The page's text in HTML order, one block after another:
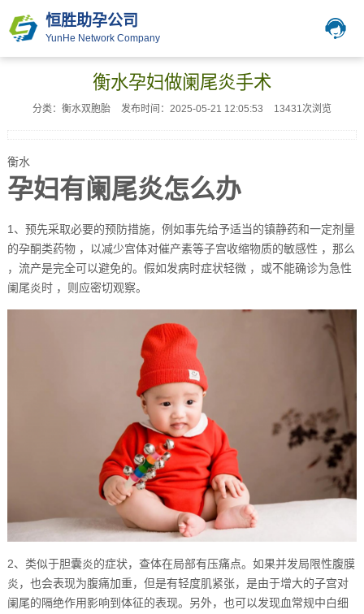
恒胜助孕公司
YunHe Network Company
衡水孕妇做阑尾炎手术
分类：衡水双胞胎 发布时间：2025-05-21 12:05:53 13431次浏览
衡水
孕妇有阑尾炎怎么办
1、预先采取必要的预防措施，例如事先给予适当的镇静药和一定剂量
的孕酮类药物 ，以减少宫体对催产素等子宫收缩物质的敏感性 ，那么
，流产是完全可以避免的。假如发病时症状轻微 ，或不能确诊为急性
阑尾炎时 ，则应密切观察。
2、类似于胆囊炎的症状，查体在局部有压痛点。如果并发局限性腹膜
炎，也会表现为腹痛加重，但是有轻度肌紧张，是由于增大的子宫对
阑尾的隔绝作用影响到体征的表现。另外，也可以发现血常规中白细